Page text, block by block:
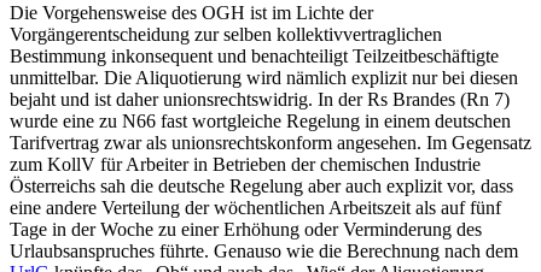
Die Vorgehensweise des OGH ist im Lichte der
Vorgängerentscheidung zur selben kollektivvertraglichen
Bestimmung inkonsequent und benachteiligt Teilzeitbeschäftigte
unmittelbar. Die Aliquotierung wird nämlich explizit nur bei diesen
bejaht und ist daher unionsrechtswidrig. In der Rs Brandes (Rn 7)
wurde eine zu N66 fast wortgleiche Regelung in einem deutschen
Tarifvertrag zwar als unionsrechtskonform angesehen. Im Gegensatz
zum KollV für Arbeiter in Betrieben der chemischen Industrie
Österreichs sah die deutsche Regelung aber auch explizit vor, dass
eine andere Verteilung der wöchentlichen Arbeitszeit als auf fünf
Tage in der Woche zu einer Erhöhung oder Verminderung des
Urlaubsanspruches führte. Genauso wie die Berechnung nach dem